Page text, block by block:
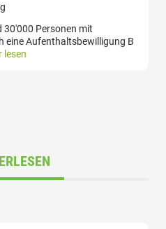
30'000 Personen mit
eine Aufenthaltsbewilligung B
lesen